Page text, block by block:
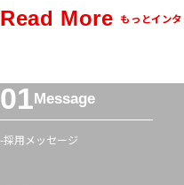
ー
リ
ッ
シ
ュ
Read More もっとイン
フ
ッ
タ
Message
採用メッセージ